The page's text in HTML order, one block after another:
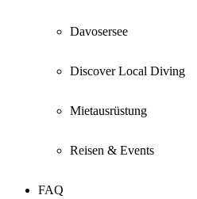
Davosersee
Discover Local Diving
Mietausrüstung
Reisen & Events
FAQ